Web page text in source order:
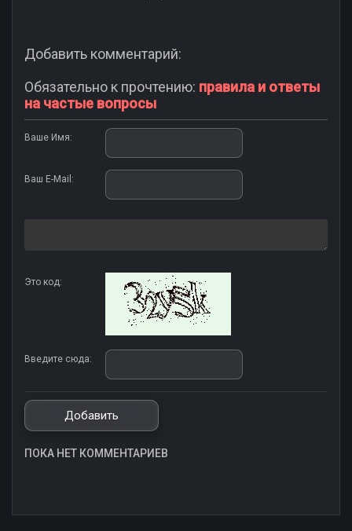
Добавить комментарий:
Обязательно к прочтению: правила и ответы
на частые вопросы
Ваше Имя:
Ваш E-Mail:
Это код:
Введите сюда:
ПОКА НЕТ КОММЕНТАРИЕВ